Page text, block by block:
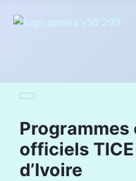
officiels
d’Ivoire